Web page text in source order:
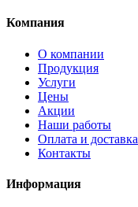
Компания
О компании
Продукция
Услуги
Цены
Акции
Наши работы
Оплата и доставка
Контакты
Информация